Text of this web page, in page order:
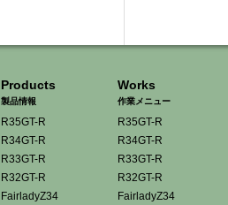
Products
製品情報
R35GT-R
R34GT-R
R33GT-R
R32GT-R
FairladyZ34
Works
作業メニュー
R35GT-R
R34GT-R
R33GT-R
R32GT-R
FairladyZ34